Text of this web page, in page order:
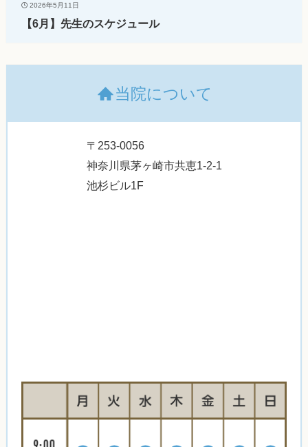
2026年5月11日
【6月】先生のスケジュール
当院について
〒253-0056
神奈川県茅ヶ崎市共恵1-2-1
池杉ビル1F